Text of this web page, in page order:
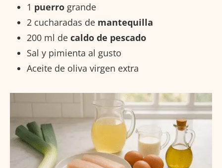
1 puerro grande
2 cucharadas de mantequilla
200 ml de caldo de pescado
Sal y pimienta al gusto
Aceite de oliva virgen extra